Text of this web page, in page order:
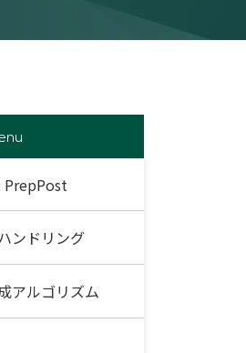
PrepPost
ンドリング
アルゴリズム